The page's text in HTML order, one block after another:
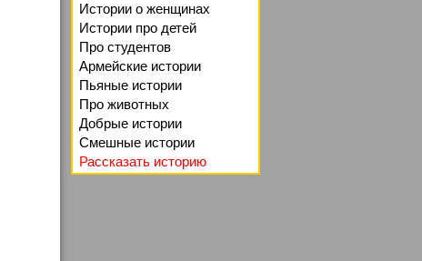
Истории о женщинах
Истории про детей
Про студентов
Армейские истории
Пьяные истории
Про животных
Добрые истории
Смешные истории
Рассказать историю